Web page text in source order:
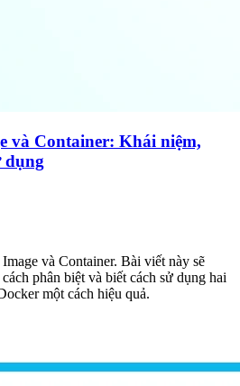
và Container: Khái niệm,
dụng
và Container. Bài viết này sẽ
phân biệt và biết cách sử dụng hai
một cách hiệu quả.